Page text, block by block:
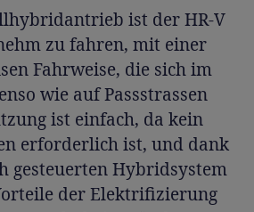
ist der HR-V
zu fahren, mit einer
Fahrweise, die sich im
wie auf Passstrassen
ist einfach, da kein
erforderlich ist, und dank
gesteuerten Hybridsystem
der Elektrifizierung